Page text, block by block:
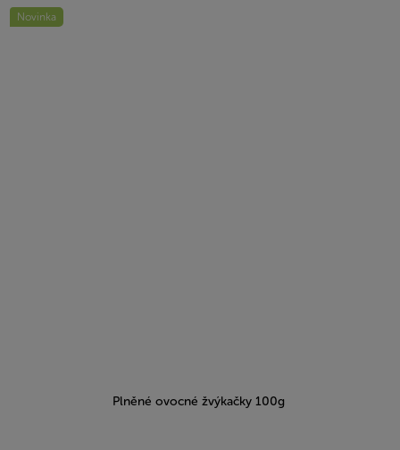
cena:
Novinka
Plněné ovocné žvýkačky 100g